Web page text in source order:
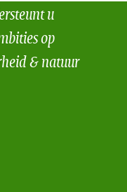
u
op
& natuur